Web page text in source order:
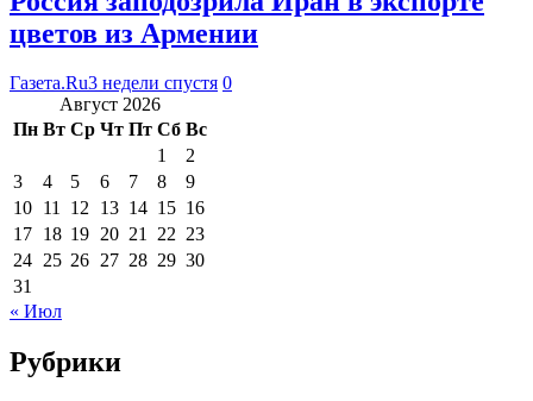
цветов из Армении
Газета.Ru3 недели спустя 0
Август 2026
Пн Вт Ср Чт Пт Сб Вс
1
2
3
4 5 6 7 8
9
10 11 12 13 14 15 16
17 18 19 20 21 22 23
24 25 26 27 28 29 30
31
« Июл
Рубрики